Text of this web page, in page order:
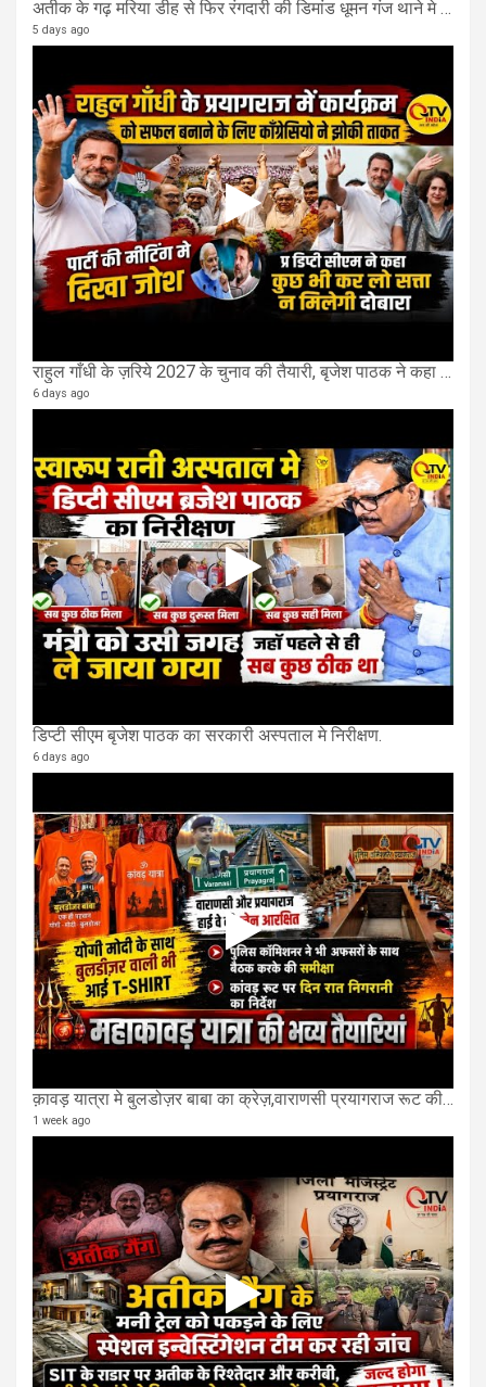
अतीक के गढ़ मरिया डीह से फिर रंगदारी की डिमांड धूमन गंज थाने मे 4 के खिलाफ मुकदमा दर्ज
5 days ago
राहुल गाँधी के ज़रिये 2027 के चुनाव की तैयारी, बृजेश पाठक ने कहा चुक चुकी हैं कांग्रेस
6 days ago
डिप्टी सीएम बृजेश पाठक का सरकारी अस्पताल मे निरीक्षण.
6 days ago
क़ावड़ यात्रा मे बुलडोज़र बाबा का क्रेज़,वाराणसी प्रयागराज रूट की एक लेन खाली की गई.
1 week ago